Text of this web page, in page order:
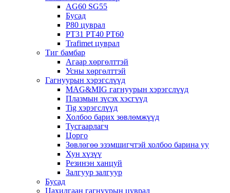
AG60 SG55
Бусад
P80 цуврал
PT31 PT40 PT60
Trafimet цуврал
Тиг бамбар
Агаар хөргөлттэй
Усны хөргөлттэй
Гагнуурын хэрэгслүүд
MAG&MIG гагнуурын хэрэгслүүд
Плазмын зүсэх хэсгүүд
Tig хэрэгслүүд
Холбоо барих зөвлөмжүүд
Тусгаарлагч
Цорго
Зөвлөгөө эзэмшигчтэй холбоо барина уу
Хун хүзүү
Резинэн ханцуй
Залгуур залгуур
Бусад
Цахилгаан гагнуурын цуврал